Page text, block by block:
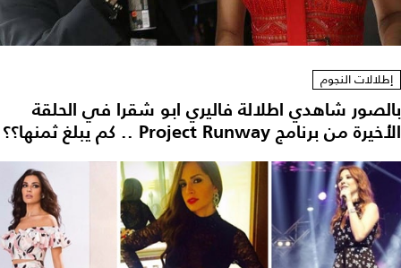
إطلالات النجوم
بالصور شاهدي اطلالة فاليري ابو شقرا في الحلقة
الأخيرة من برنامج Project Runway .. كم يبلغ ثمنها؟؟